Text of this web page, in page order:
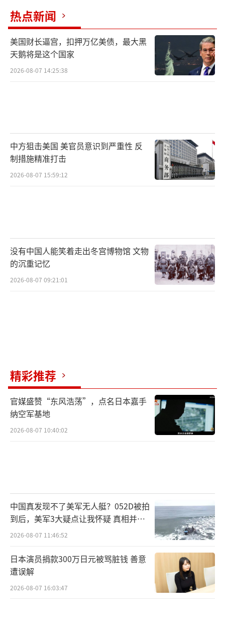
热点新闻
美国财长逼宫，扣押万亿美债，最大黑
天鹅将是这个国家
2026-08-07 14:25:38
中方狙击美国 美官员意识到严重性 反
制措施精准打击
2026-08-07 15:59:12
没有中国人能笑着走出冬宫博物馆 文物
的沉重记忆
2026-08-07 09:21:01
精彩推荐
官媒盛赞“东风浩荡”，点名日本嘉手
纳空军基地
2026-08-07 10:40:02
中国真发现不了美军无人艇？052D被拍
到后，美军3大疑点让我怀疑 真相并非
如此
2026-08-07 11:46:52
日本演员捐款300万日元被骂脏钱 善意
遭误解
2026-08-07 16:03:47